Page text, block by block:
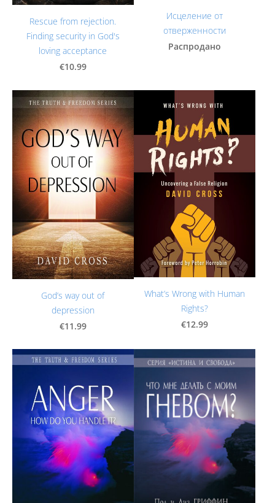
Rescue from rejection.
Finding security in God's
loving acceptance
€10.99
Исцеление от
отверженности
Распродано
God’s way out of
depression
€11.99
What’s Wrong with Human
Rights?
€12.99